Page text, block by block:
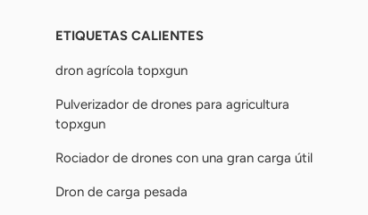
ETIQUETAS CALIENTES
dron agrícola topxgun
Pulverizador de drones para agricultura
topxgun
Rociador de drones con una gran carga útil
Dron de carga pesada